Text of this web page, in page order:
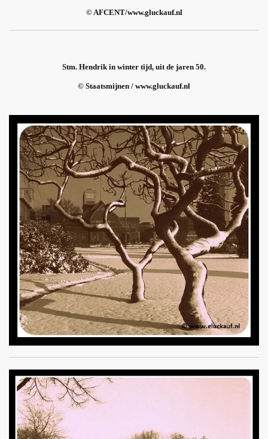
© AFCENT/www.gluckauf.nl
Stm. Hendrik in winter tijd, uit de jaren 50.
© Staatsmijnen / www.gluckauf.nl